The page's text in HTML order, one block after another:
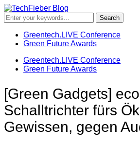
Greentech.LIVE Conference
Green Future Awards
Greentech.LIVE Conference
Green Future Awards
[Green Gadgets]
Schalltrichter fürs
Gewissen, gegen